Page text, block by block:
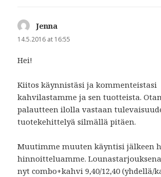
Jenna
14.5.2016 at 16:55
Hei!
Kiitos käynnistäsi ja kommenteistasi
kahvilastamme ja sen tuotteista.
palautteen ilolla vastaan
tuotekehittelyä silmällä pitäen.
Muutimme muuten käyntisi jälkeen
hinnoitteluamme.
nyt combo+kahvi 9,40/12,40 (yhdellä/